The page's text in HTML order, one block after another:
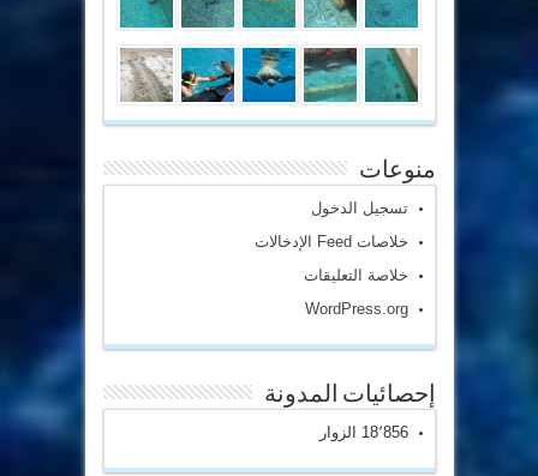
منوعات
تسجيل الدخول
خلاصات Feed الإدخالات
خلاصة التعليقات
WordPress.org
إحصائيات المدونة
18٬856 الزوار